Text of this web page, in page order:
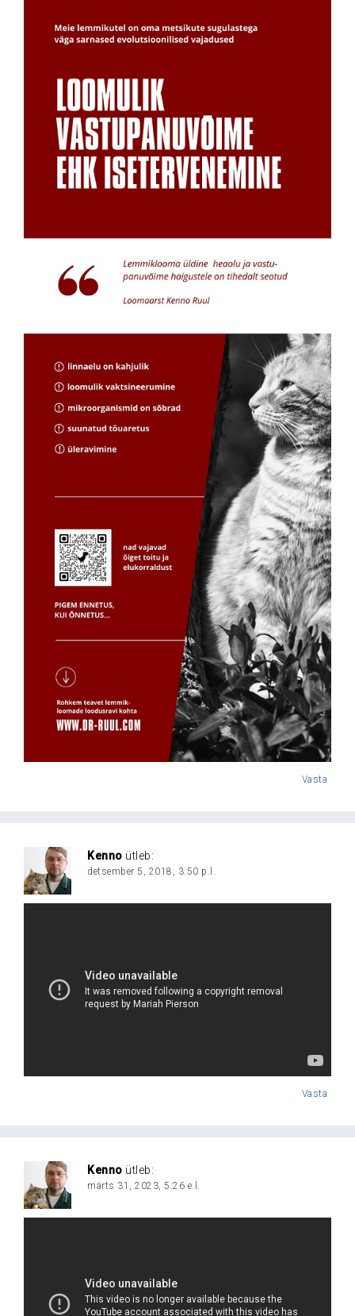
Vasta
Kenno ütleb:
detsember 5, 2018, 3:50 p.l.
Vasta
Kenno ütleb:
märts 31, 2023, 5:26 e.l.